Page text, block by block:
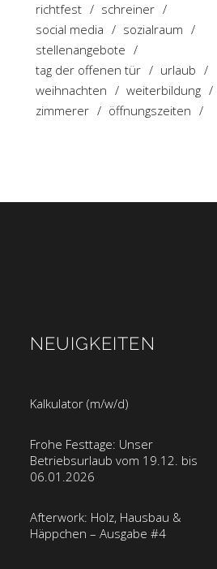
richtfest
schreiner
social media
sozialraum
stellenangebote
tag der offenen tür
urlaub
weihnachten
weiterbildung
zimmerer
öffnungszeiten
NEUIGKEITEN
Kalkulator (m/w/d)
Frohe Festtage: Unser
Betriebsurlaub vom 19.12. bis
06.01.2026
Afterwork: Holz, Hausbau &
Häppchen – Ausgabe #4